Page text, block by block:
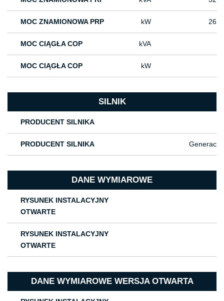
MOC ZNAMIONOWA PRP kW 26
MOC CIĄGŁA COP kVA
MOC CIĄGŁA COP kW
SILNIK
PRODUCENT SILNIKA
PRODUCENT SILNIKA Generac
DANE WYMIAROWE
RYSUNEK INSTALACYJNY
OTWARTE
RYSUNEK INSTALACYJNY
OTWARTE
DANE WYMIAROWE WERSJA OTWARTA